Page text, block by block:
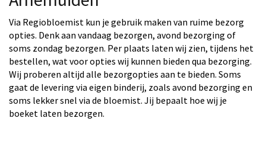
Via Regiobloemist kun je gebruik maken van ruime bezorg
opties. Denk aan vandaag bezorgen, avond bezorging of
soms zondag bezorgen. Per plaats laten wij zien, tijdens het
bestellen, wat voor opties wij kunnen bieden qua bezorging.
Wij proberen altijd alle bezorgopties aan te bieden. Soms
gaat de levering via eigen binderij, zoals avond bezorging en
soms lekker snel via de bloemist. Jij bepaalt hoe wij je
boeket laten bezorgen.